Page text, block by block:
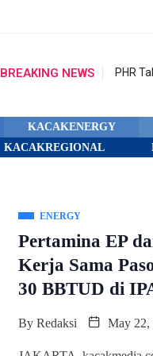
BREAKING NEWS PHR
KACAKENERGY
KACAKREGIONAL
ENERGY
Pertamina EP
Kerja Sama
30 BBTUD di
By Redaksi May 22,